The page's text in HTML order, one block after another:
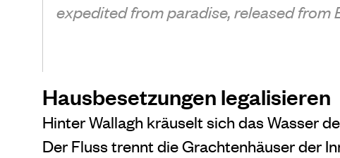
expedited from paradise, released from
Hausbesetzungen legalisieren
Hinter Wallagh kräuselt sich das Wasser
Der Fluss trennt die Grachtenhäuser der